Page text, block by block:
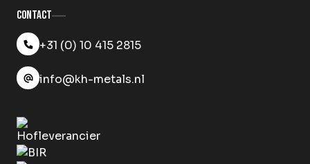
Contact
+31 (0) 10 415 2815
info@kh-metals.nl